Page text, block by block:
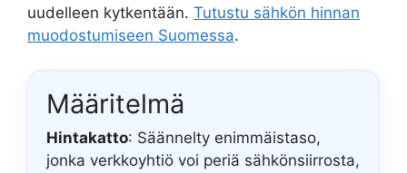
uudelleen kytkentään. Tutustu sähkön hinnan
muodostumiseen Suomessa.
Määritelmä
Hintakatto: Säännelty enimmäistaso,
jonka verkkoyhtiö voi periä sähkönsiirrosta,